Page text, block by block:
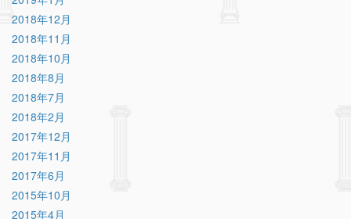
2018年12月
2018年11月
2018年10月
2018年8月
2018年7月
2018年2月
2017年12月
2017年11月
2017年6月
2015年10月
2015年4月